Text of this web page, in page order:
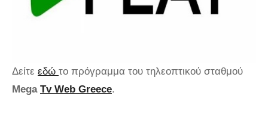
Δείτε εδώ το πρόγραμμα του τηλεοπτικού σταθμού
Mega Tv Web Greece.